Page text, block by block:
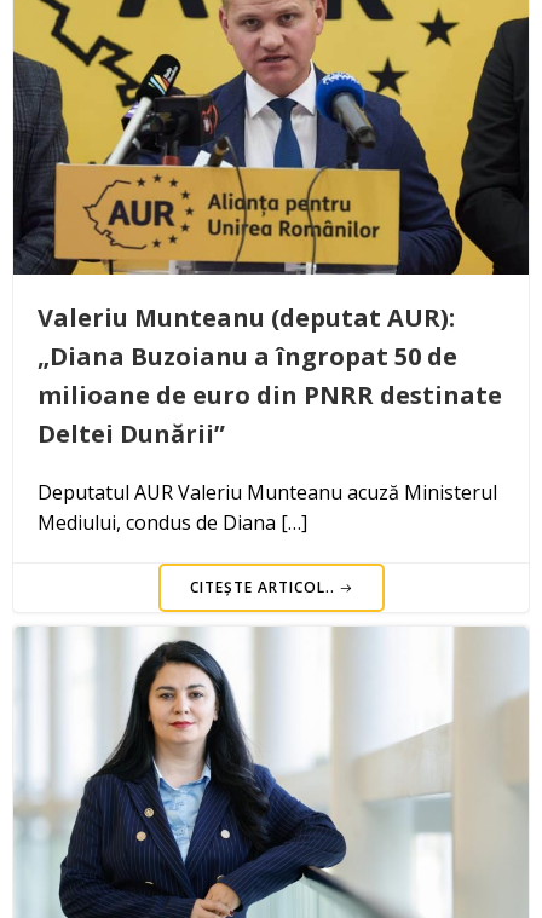
Valeriu Munteanu (deputat AUR):
„Diana Buzoianu a îngropat 50 de
milioane de euro din PNRR destinate
Deltei Dunării”
Deputatul AUR Valeriu Munteanu acuză Ministerul
Mediului, condus de Diana […]
CITEȘTE ARTICOL..